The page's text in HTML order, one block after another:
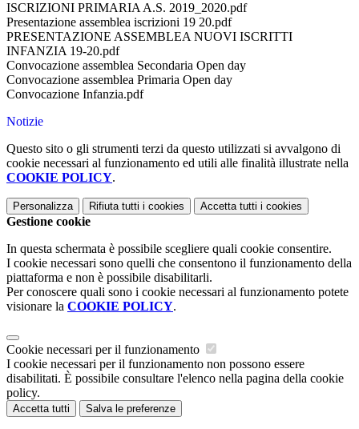
ISCRIZIONI PRIMARIA A.S. 2019_2020.pdf
Presentazione assemblea iscrizioni 19 20.pdf
PRESENTAZIONE ASSEMBLEA NUOVI ISCRITTI
INFANZIA 19-20.pdf
Convocazione assemblea Secondaria Open day
Convocazione assemblea Primaria Open day
Convocazione Infanzia.pdf
Notizie
Questo sito o gli strumenti terzi da questo utilizzati si avvalgono di
cookie necessari al funzionamento ed utili alle finalità illustrate nella
COOKIE POLICY.
Personalizza Rifiuta tutti i cookies Accetta tutti i cookies
Gestione cookie
In questa schermata è possibile scegliere quali cookie consentire.
I cookie necessari sono quelli che consentono il funzionamento della
piattaforma e non è possibile disabilitarli.
Per conoscere quali sono i cookie necessari al funzionamento potete
visionare la COOKIE POLICY.
Cookie necessari per il funzionamento
I cookie necessari per il funzionamento non possono essere
disabilitati. È possibile consultare l'elenco nella pagina della cookie
policy.
Accetta tutti Salva le preferenze